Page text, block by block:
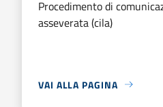
Procedimento di
asseverata (cila)
VAI ALLA PAGINA